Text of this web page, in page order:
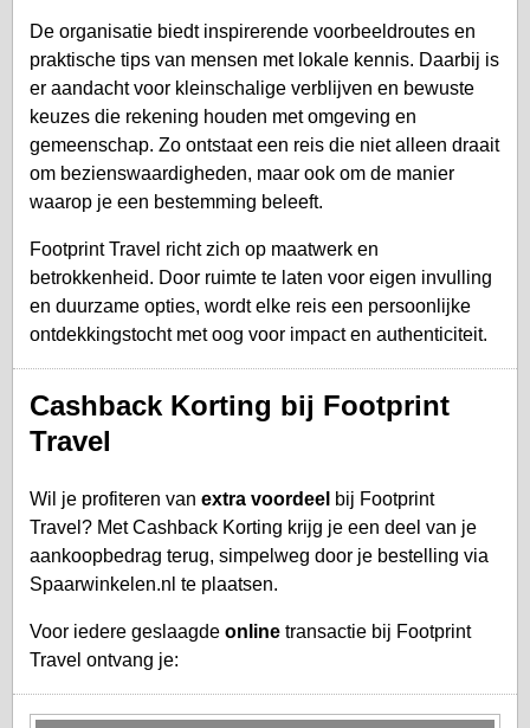
De organisatie biedt inspirerende voorbeeldroutes en
praktische tips van mensen met lokale kennis. Daarbij is
er aandacht voor kleinschalige verblijven en bewuste
keuzes die rekening houden met omgeving en
gemeenschap. Zo ontstaat een reis die niet alleen draait
om bezienswaardigheden, maar ook om de manier
waarop je een bestemming beleeft.
Footprint Travel richt zich op maatwerk en
betrokkenheid. Door ruimte te laten voor eigen invulling
en duurzame opties, wordt elke reis een persoonlijke
ontdekkingstocht met oog voor impact en authenticiteit.
Cashback Korting bij Footprint
Travel
Wil je profiteren van extra voordeel bij Footprint
Travel? Met Cashback Korting krijg je een deel van je
aankoopbedrag terug, simpelweg door je bestelling via
Spaarwinkelen.nl te plaatsen.
Voor iedere geslaagde online transactie bij Footprint
Travel ontvang je: